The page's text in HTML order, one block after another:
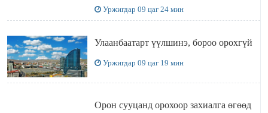
Уржигдар 09 цаг 24 мин
Улаанбаатарт үүлшинэ, бороо орохгүй
Уржигдар 09 цаг 19 мин
Орон сууцанд орохоор захиалга өгөөд